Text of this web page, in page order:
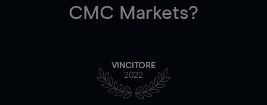
CMC Markets?
VINCITORE
2022